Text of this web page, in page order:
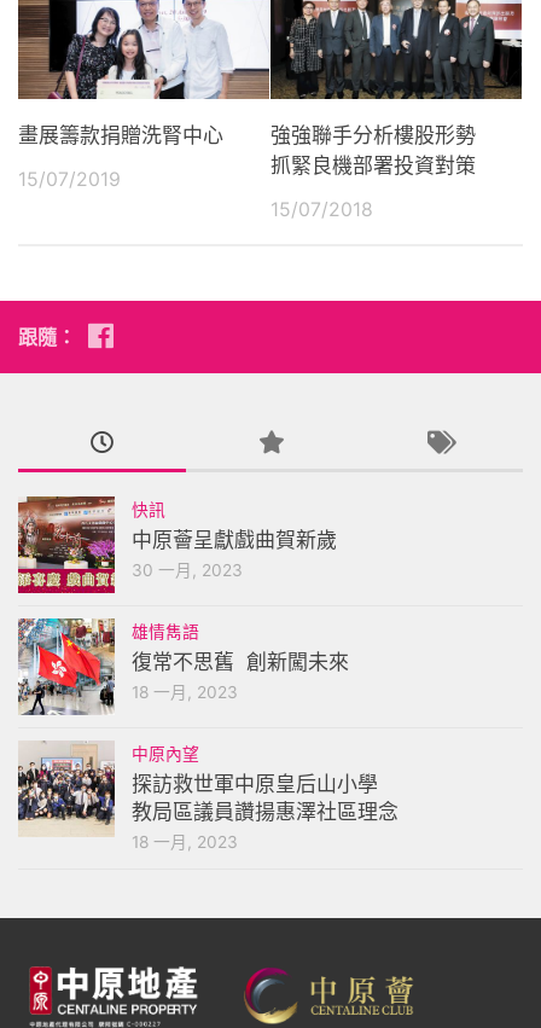
畫展籌款捐贈洗腎中心
15/07/2019
強強聯手分析樓股形勢
抓緊良機部署投資對策
15/07/2018
跟隨：
快訊
中原薈呈獻戲曲賀新歲
30 一月, 2023
雄情雋語
復常不思舊 創新闖未來
18 一月, 2023
中原內望
探訪救世軍中原皇后山小學
教局區議員讚揚惠澤社區理念
18 一月, 2023